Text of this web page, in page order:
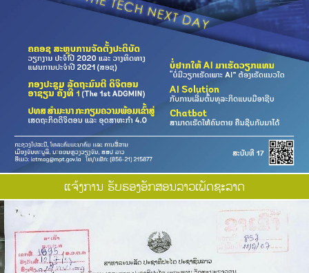
ແຈ້ງການ ຮັບຮອງອັກສອນລາວເພັດຊະລາດ